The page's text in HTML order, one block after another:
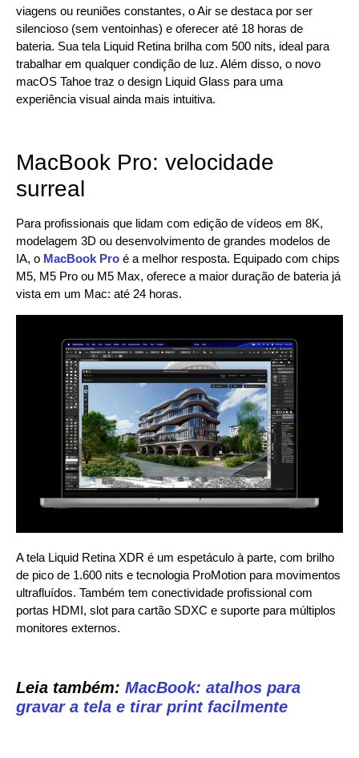
viagens ou reuniões constantes, o Air se destaca por ser
silencioso (sem ventoinhas) e oferecer até 18 horas de
bateria. Sua tela Liquid Retina brilha com 500 nits, ideal para
trabalhar em qualquer condição de luz. Além disso, o novo
macOS Tahoe traz o design Liquid Glass para uma
experiência visual ainda mais intuitiva.
MacBook Pro: velocidade
surreal
Para profissionais que lidam com edição de vídeos em 8K,
modelagem 3D ou desenvolvimento de grandes modelos de
IA, o MacBook Pro é a melhor resposta. Equipado com chips
M5, M5 Pro ou M5 Max, oferece a maior duração de bateria já
vista em um Mac: até 24 horas.
A tela Liquid Retina XDR é um espetáculo à parte, com brilho
de pico de 1.600 nits e tecnologia ProMotion para movimentos
ultrafluídos. Também tem conectividade profissional com
portas HDMI, slot para cartão SDXC e suporte para múltiplos
monitores externos.
Leia também: MacBook: atalhos para
gravar a tela e tirar print facilmente